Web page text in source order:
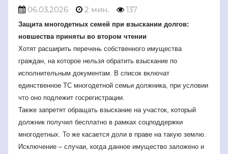
06.03.2026 2 мин. 137
Защита многодетных семей при взыскании долгов:
новшества приняты во втором чтении
Хотят расширить перечень собственного имущества
граждан, на которое нельзя обратить взыскание по
исполнительным документам. В список включат
единственное ТС многодетной семьи должника, при условии
что оно подлежит госрегистрации.
Также запретят обращать взыскание на участок, который
должник получил бесплатно в рамках соцподдержки
многодетных. То же касается доли в праве на такую землю.
Исключение – случаи, когда данное имущество заложено и